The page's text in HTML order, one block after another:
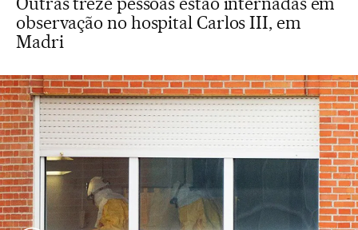
observação no hospital Carlos III, em
Madri